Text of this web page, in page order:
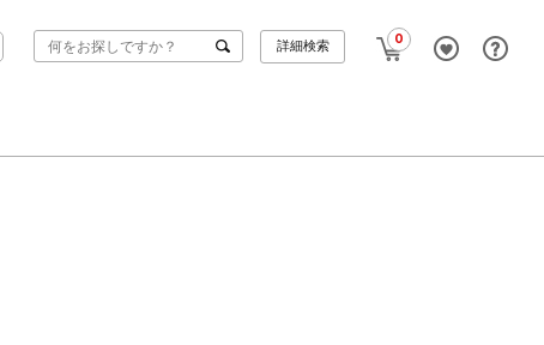
0
詳細検索